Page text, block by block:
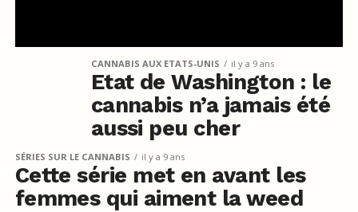
CANNABIS AUX ETATS-UNIS il y a 9 ans
Etat de Washington : le
cannabis n’a jamais été
aussi peu cher
SÉRIES SUR LE CANNABIS il y a 9 ans
Cette série met en avant les
femmes qui aiment la weed